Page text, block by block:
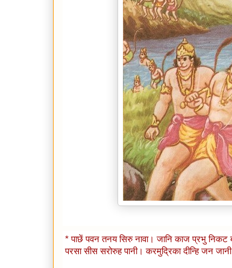
* पाछें पवन तनय सिरु नावा। जानि काज प्रभु निकट
परसा सीस सरोरुह पानी। करमुद्रिका दीन्हि जन